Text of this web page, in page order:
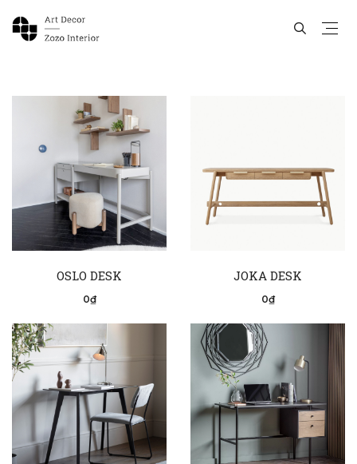
OSLO DESK
0₫
JOKA DESK
0₫